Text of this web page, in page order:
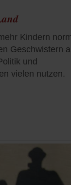
Kindern
Geschwistern
und
vielen nutzen.